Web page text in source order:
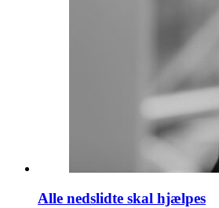
Alle nedslidte skal hjælpes